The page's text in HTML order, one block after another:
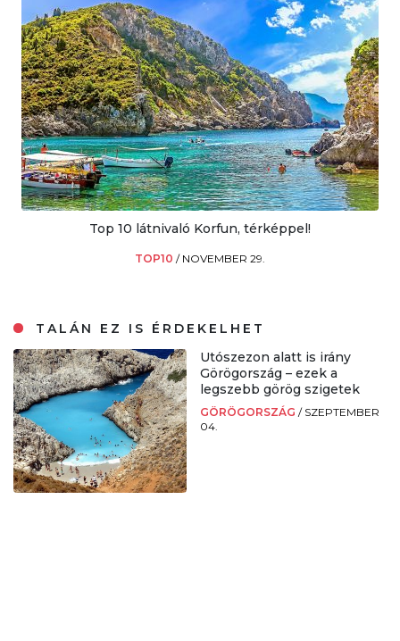
Top 10 látnivaló Korfun, térképpel!
TOP10 / NOVEMBER 29.
TALÁN EZ IS ÉRDEKELHET
Utószezon alatt is irány
Görögország – ezek a
legszebb görög szigetek
GÖRÖGORSZÁG / SZEPTEMBER
04.